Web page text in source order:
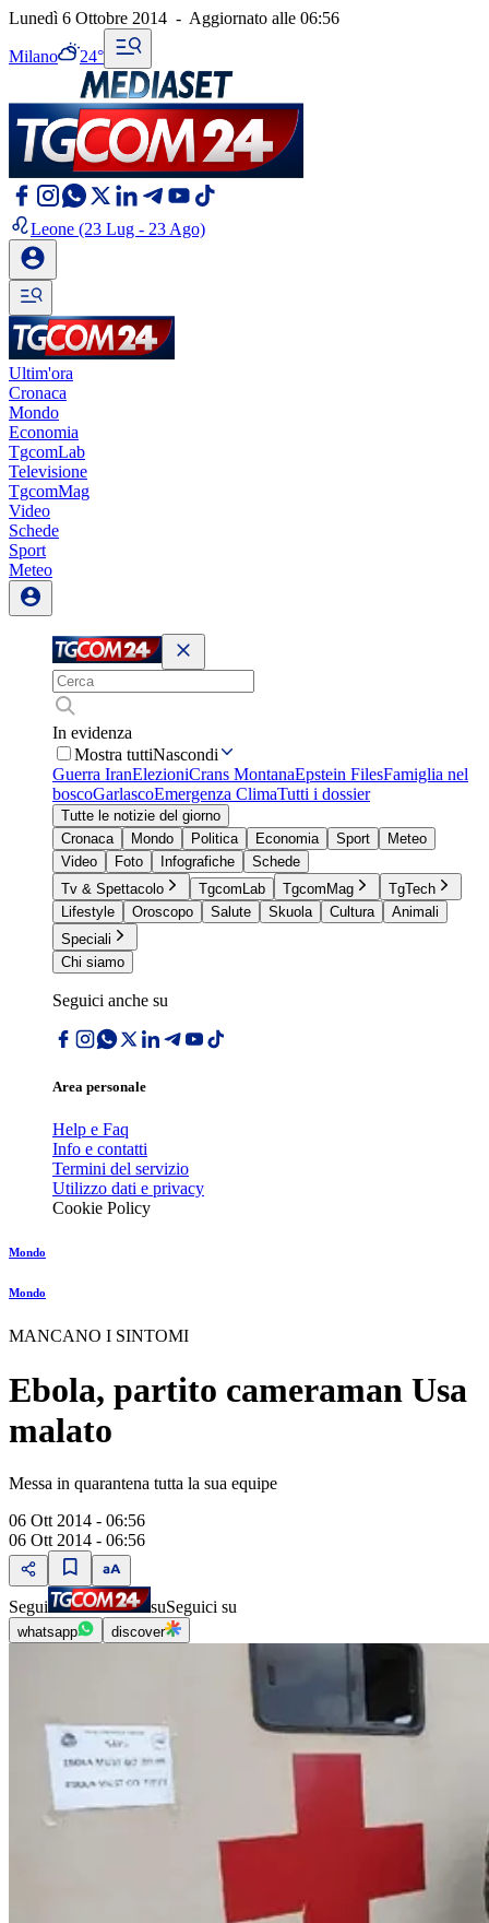
Lunedì 6 Ottobre 2014 - Aggiornato alle 06:56
Milano 24°
Leone (23 Lug - 23 Ago)
Ultim'ora
Cronaca
Mondo
Economia
TgcomLab
Televisione
TgcomMag
Video
Schede
Sport
Meteo
In evidenza
Mostra tuttiNascondi
Guerra IranElezioniCrans MontanaEpstein FilesFamiglia nel
boscoGarlascoEmergenza ClimaTutti i dossier
Tutte le notizie del giorno
Cronaca
Mondo Politica Economia Sport
Meteo
Video
Foto Infografiche
Schede
Tv & Spettacolo
TgcomLab TgcomMag
TgTech
Lifestyle
Oroscopo Salute Skuola Cultura
Animali
Speciali
Chi siamo
Seguici anche su
Area personale
Help e Faq
Info e contatti
Termini del servizio
Utilizzo dati e privacy
Cookie Policy
Mondo
Mondo
MANCANO I SINTOMI
Ebola, partito cameraman Usa
malato
Messa in quarantena tutta la sua equipe
06 Ott 2014 - 06:56
06 Ott 2014 - 06:56
Segui suSeguici su
whatsapp discover